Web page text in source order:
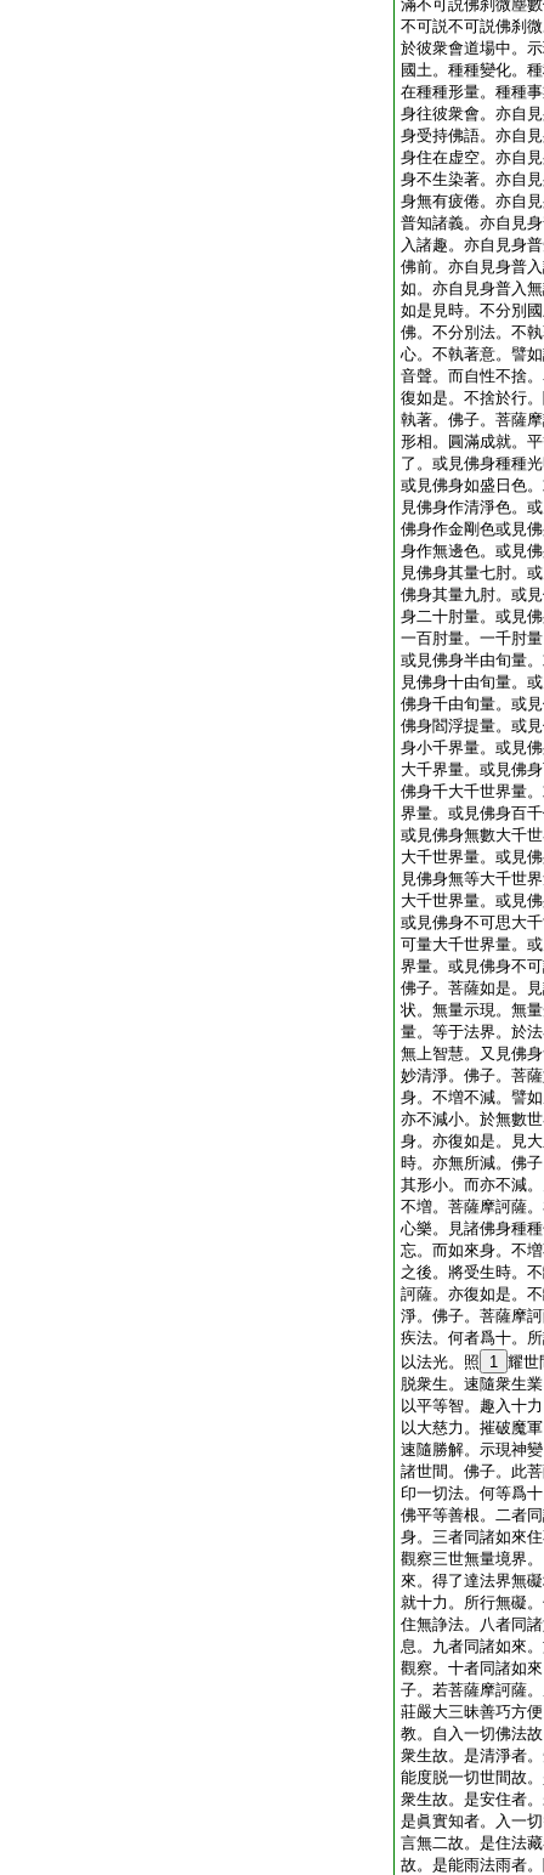
滿不可説佛刹微塵
不可説不可説佛刹
於彼衆會道場中。
國土。種種變化。
在種種形量。種種
身往彼衆會。亦自
身受持佛語。亦自
身住在虚空。亦自
身不生染著。亦自
身無有疲倦。亦自
普知諸義。亦自見
入諸趣。亦自見身
佛前。亦自見身普
如。亦自見身普入
如是見時。不分別
佛。不分別法。不
心。不執著意。譬
音聲。而自性不捨
復如是。不捨於行
執著。佛子。菩薩
形相。圓滿成就。
了。或見佛身種種
或見佛身如盛日色
見佛身作清淨色。
佛身作金剛色或見
身作無邊色。或見
見佛身其量七肘。
佛身其量九肘。或
身二十肘量。或見
一百肘量。一千肘
或見佛身半由旬量
見佛身十由旬量。
佛身千由旬量。或
佛身閻浮提量。或
身小千界量。或見
大千界量。或見佛
佛身千大千世界量
界量。或見佛身百
或見佛身無數大千
大千世界量。或見
見佛身無等大千世
大千世界量。或見
或見佛身不可思大
可量大千世界量。
界量。或見佛身不
佛子。菩薩如是。
状。無量示現。無
量。等于法界。於
無上智慧。又見佛
妙清淨。佛子。菩
身。不増不減。譬
亦不減小。於無數
身。亦復如是。見
時。亦無所減。佛
其形小。而亦不減
不増。菩薩摩訶薩
心樂。見諸佛身種
忘。而如來身。不
之後。將受生時。
訶薩。亦復如是。
淨。佛子。菩薩摩
疾法。何者爲十。
以法光。照
1 耀世
脱衆生。速隨衆生
以平等智。趣入十
以大慈力。摧破魔
速隨勝解。示現神
諸世間。佛子。此
印一切法。何等爲
佛平等善根。二者
身。三者同諸如來
觀察三世無量境界
來。得了達法界無
就十力。所行無礙
住無諍法。八者同
息。九者同諸如來
觀察。十者同諸如
子。若菩薩摩訶薩
莊嚴大三昧善巧方
教。自入一切佛法
衆生故。是清淨者
能度脱一切世間故
衆生故。是安住者
是眞實知者。入一
言無二故。是住法
故。是能雨法雨者